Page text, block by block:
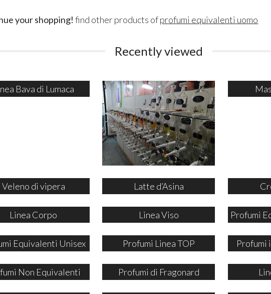
your shopping! find other products ofprofumi equivalenti uomo
Recently viewed
Bava di Lumaca
Veleno di vipera Latte d’Asina
Linea Corpo Linea Viso Profumi
Equivalenti Unisex Profumi Linea TOP Profumi
Non Equivalenti Profumi di Fragonard